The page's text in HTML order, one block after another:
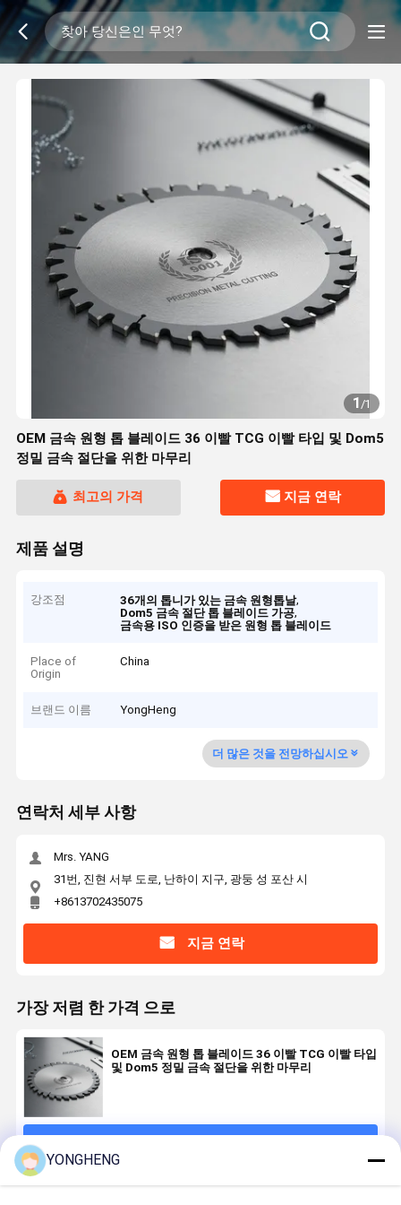
1/1
OEM 금속 원형 톱 블레이드 36 이빨 TCG 이빨 타입 및 Dom5
정밀 금속 절단을 위한 마무리
최고의 가격 지금 연락
제품 설명
강조점 36개의 톱니가 있는 금속 원형톱날,
Dom5 금속 절단 톱 블레이드 가공,
금속용 ISO 인증을 받은 원형 톱 블레이드
Place of
Origin
China
브랜드 이름 YongHeng
더 많은 것을 전망하십시오
연락처 세부 사항
Mrs. YANG
31번, 진현 서부 도로, 난하이 지구, 광둥 성 포산 시
+8613702435075
지금 연락
가장 저렴 한 가격 으로
OEM 금속 원형 톱 블레이드 36 이빨 TCG 이빨 타입
및 Dom5 정밀 금속 절단을 위한 마무리
YONGHENG